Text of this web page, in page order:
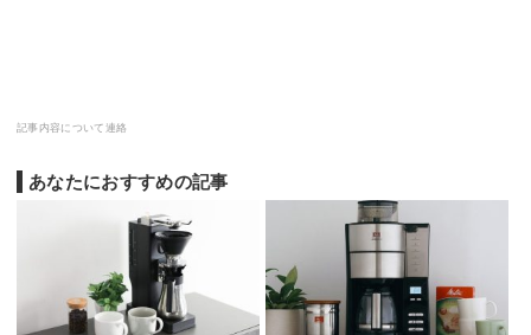
記事内容について連絡
あなたにおすすめの記事